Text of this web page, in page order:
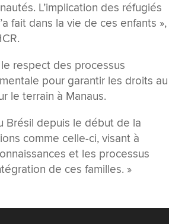
L’implication des réfugiés
fait dans la vie de ces enfants »,
respect des processus
pour garantir les droits au
le terrain à Manaus.
Brésil depuis le début de la
comme celle-ci, visant à
et les processus
de ces familles. »